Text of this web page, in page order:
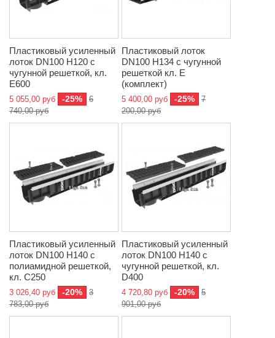
Пластиковый усиленный
лоток DN100 H120 с
чугунной решеткой, кл.
E600
5 055,00 руб -25%
6
740,00 руб
Пластиковый лоток
DN100 H134 с чугунной
решеткой кл. Е
(комплект)
5 400,00 руб -25%
7
200,00 руб
Пластиковый усиленный
лоток DN100 H140 с
полиамидной решеткой,
кл. C250
3 026,40 руб -20%
3
783,00 руб
Пластиковый усиленный
лоток DN100 H140 с
чугунной решеткой, кл.
D400
4 720,80 руб -20%
5
901,00 руб